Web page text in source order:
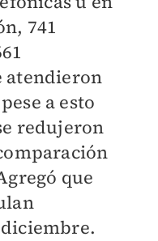
741
atendieron
a esto
redujeron
que